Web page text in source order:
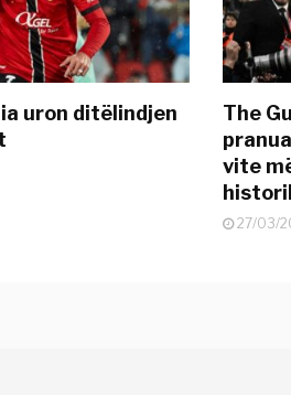
uron ditëlindjen
The
vite
27/03/